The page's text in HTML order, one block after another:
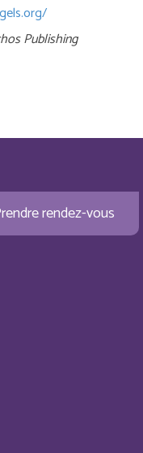
Publishing
rendez-vous